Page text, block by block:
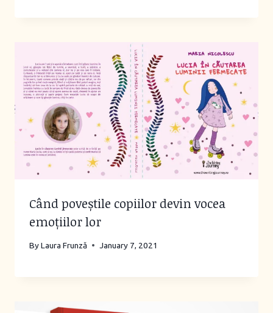
Când poveștile copiilor devin vocea
emoțiilor lor
ByLaura Frunză January 7, 2021